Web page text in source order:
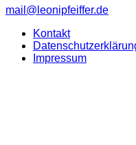
mail@leonipfeiffer.de
Kontakt
Impressum